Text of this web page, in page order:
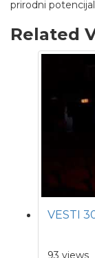
prirodni
Related
VESTI
93 views